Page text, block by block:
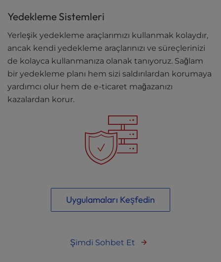
Yedekleme Sistemleri
Yerleşik yedekleme araçlarımızı kullanmak kolaydır,
ancak kendi yedekleme araçlarınızı ve süreçlerinizi
de kolayca kullanmanıza olanak tanıyoruz. Sağlam
bir yedekleme planı hem sizi saldırılardan korumaya
yardımcı olur hem de e-ticaret mağazanızı
kazalardan korur.
Uygulamaları Keşfedin
Şimdi Sohbet Et